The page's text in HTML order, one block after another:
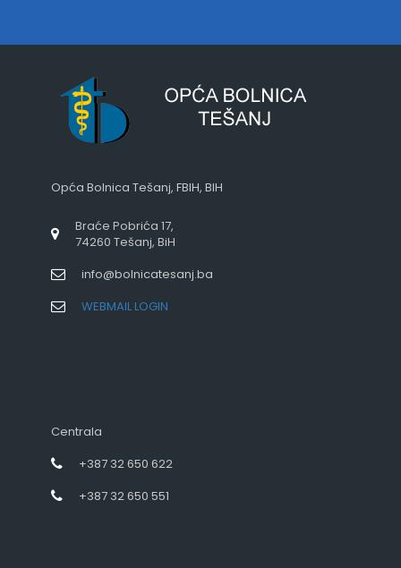
Opća Bolnica Tešanj, FBIH, BIH
Braće Pobrića 17,
74260 Tešanj, BiH
info@bolnicatesanj.ba
WEBMAIL LOGIN
Centrala
+387 32 650 622
+387 32 650 551